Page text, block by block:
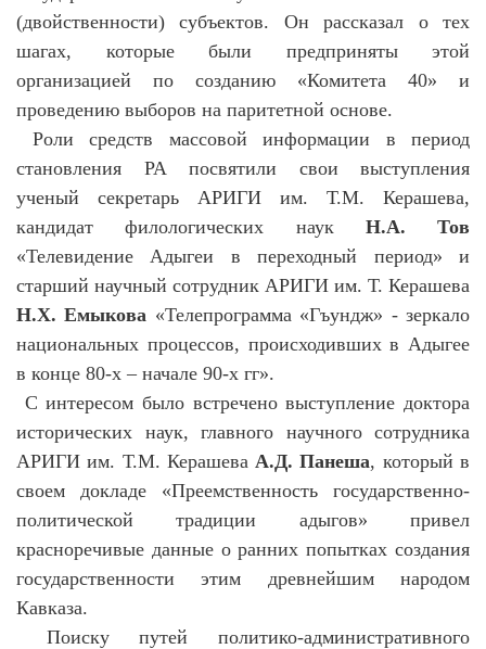
(двойственности) субъектов. Он рассказал о тех
шагах, которые были предприняты этой
организацией по созданию «Комитета 40» и
проведению выборов на паритетной основе.
Роли средств массовой информации в период
становления РА посвятили свои выступления
ученый секретарь АРИГИ им. Т.М. Керашева,
кандидат филологических наук Н.А. Тов
«Телевидение Адыгеи в переходный период» и
старший научный сотрудник АРИГИ им. Т. Керашева
Н.Х. Емыкова «Телепрограмма «Гъундж» - зеркало
национальных процессов, происходивших в Адыгее
в конце 80-х – начале 90-х гг».
С интересом было встречено выступление доктора
исторических наук, главного научного сотрудника
АРИГИ им. Т.М. КерашеваА.Д. Панеша, который в
своем докладе «Преемственность государственно-
политической традиции адыгов» привел
красноречивые данные о ранних попытках создания
государственности этим древнейшим народом
Кавказа.
Поиску путей политико-административного